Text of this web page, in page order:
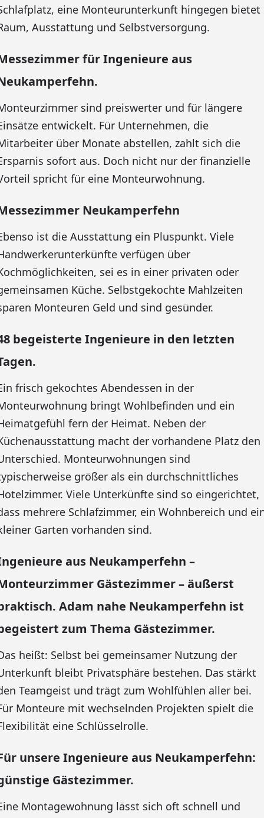
eine Monteurunterkunft hingegen bietet
Ausstattung und Selbstversorgung.
für Ingenieure aus
sind preiswerter und für längere
entwickelt. Für Unternehmen, die
über Monate abstellen, zahlt sich die
sofort aus. Doch nicht nur der finanzielle
spricht für eine Monteurwohnung.
Neukamperfehn
ist die Ausstattung ein Pluspunkt. Viele
verfügen über
sei es in einer privaten oder
Küche. Selbstgekochte Mahlzeiten
Monteuren Geld und sind gesünder.
begeisterte Ingenieure in den letzten
frisch gekochtes Abendessen in der
bringt Wohlbefinden und ein
fern der Heimat. Neben der
macht der vorhandene Platz den
Monteurwohnungen sind
größer als ein durchschnittliches
Viele Unterkünfte sind so eingerichtet,
mehrere Schlafzimmer, ein Wohnbereich und
Garten vorhanden sind.
aus Neukamperfehn –
Gästezimmer – äußerst
Adam nahe Neukamperfehn ist
zum Thema Gästezimmer.
heißt: Selbst bei gemeinsamer Nutzung der
bleibt Privatsphäre bestehen. Das stärkt
Teamgeist und trägt zum Wohlfühlen aller bei.
Monteure mit wechselnden Projekten spielt die
eine Schlüsselrolle.
unsere Ingenieure aus Neukamperfehn:
Gästezimmer.
Montagewohnung lässt sich oft schnell und